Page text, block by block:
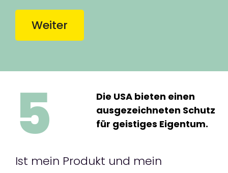
Weiter
Die USA bieten einen
ausgezeichneten Schutz
für geistiges Eigentum.
Ist mein Produkt und mein
5